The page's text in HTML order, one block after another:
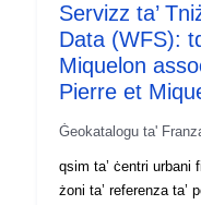
Tip:
Servizz ta’
Data (WFS):
Miquelon
Pierre et
Ġeokatalogu ta'
qsim ta’ ċentri urbani
żoni ta’ referenza ta’